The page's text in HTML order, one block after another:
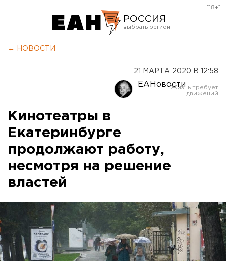
РОССИЯ
Оренбург
[18+]
← НОВОСТИ
21 МАРТА 2020 В 12:58
ЕАНовости
Кинотеатры в
Екатеринбурге
продолжают работу,
несмотря на решение
властей